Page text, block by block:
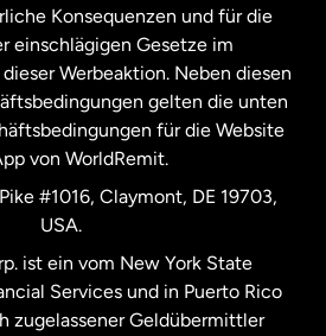
Staaten English
Staaten
Königreich
Konsequenzen und für die
einschlägigen Gesetze im
Werbeaktion. Neben diesen
gelten die unten
für die Website
von WorldRemit.
#1016, Claymont, DE 19703,
USA.
ist ein vom New York State
Services und in Puerto Rico
zugelassener Geldübermittler